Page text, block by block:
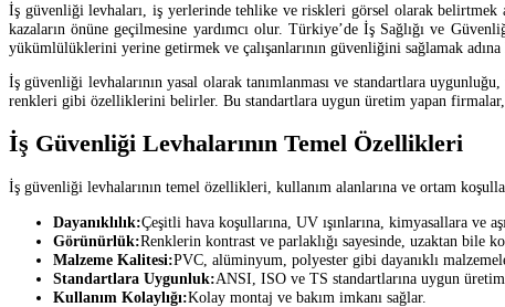
İş güvenliği levhaları, iş yerlerinde tehlike ve riskleri görsel olarak belirtmek
kazaların önüne geçilmesine yardımcı olur. Türkiye’de İş Sağlığı ve
yükümlülüklerini yerine getirmek ve çalışanlarının güvenliğini sağlamak
İş güvenliği levhalarının yasal olarak tanımlanması ve standartlara
renkleri gibi özelliklerini belirler. Bu standartlara uygun üretim yapan
İş Güvenliği Levhalarının Temel Özellikleri
İş güvenliği levhalarının temel özellikleri, kullanım alanlarına ve ortam
Dayanıklılık:Çeşitli hava koşullarına, UV ışınlarına, kimyasallara ve
Görünürlük:Renklerin kontrast ve parlaklığı sayesinde, uzaktan bile
Malzeme Kalitesi:PVC, alüminyum, polyester gibi dayanıklı
Standartlara Uygunluk:ANSI, ISO ve TS standartlarına uygun üretim.
Kullanım Kolaylığı:Kolay montaj ve bakım imkanı sağlar.